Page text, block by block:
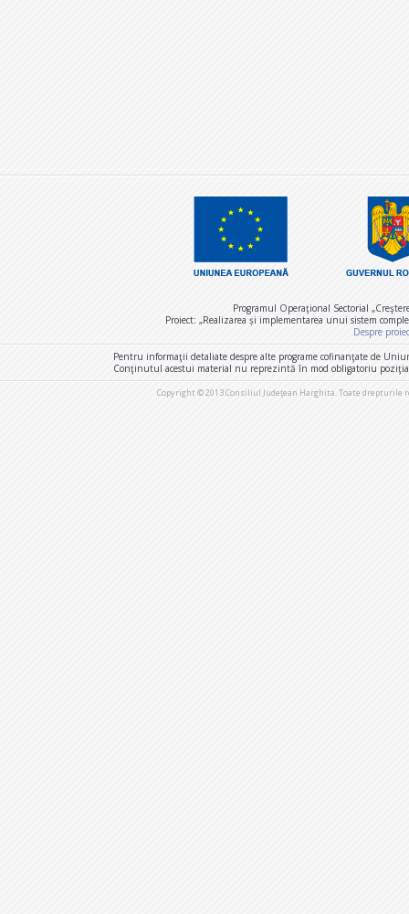
Programul Operaţional Sectorial
Proiect: „Realizarea și implementarea unui sistem
Despre
Pentru informaţii detaliate despre alte programe cofinanţate de
Conţinutul acestui material nu reprezintă în mod obligatoriu
Copyright © 2013 Consiliul Judeţean Harghita. Toate drepturile